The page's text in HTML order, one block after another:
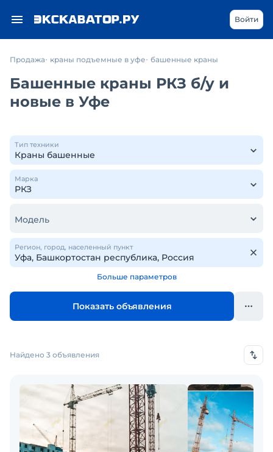
Войти
Продажа краны подъемные в уфе башенные краны
Башенные краны РКЗ б/у и
новые в Уфе
Тип техники
Марка
Модель
Регион, город, населенный пункт
Больше параметров
Показать объявления
Найдено 3 объявления